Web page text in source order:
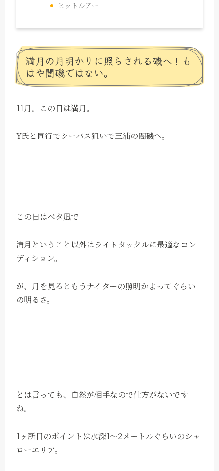
ヒットルアー
満月の月明かりに照らされる磯へ！も
はや闇磯ではない。
11月。この日は満月。
Y氏と同行でシーバス狙いで三浦の闇磯へ。
この日はベタ凪で
満月ということ以外はライトタックルに最適なコン
ディション。
が、月を見るともうナイターの照明かよってぐらい
の明るさ。
とは言っても、自然が相手なので仕方がないです
ね。
1ヶ所目のポイントは水深1～2メートルぐらいのシャ
ローエリア。